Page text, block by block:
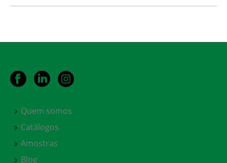
Quem somos
Catálogos
Amostras
Blog